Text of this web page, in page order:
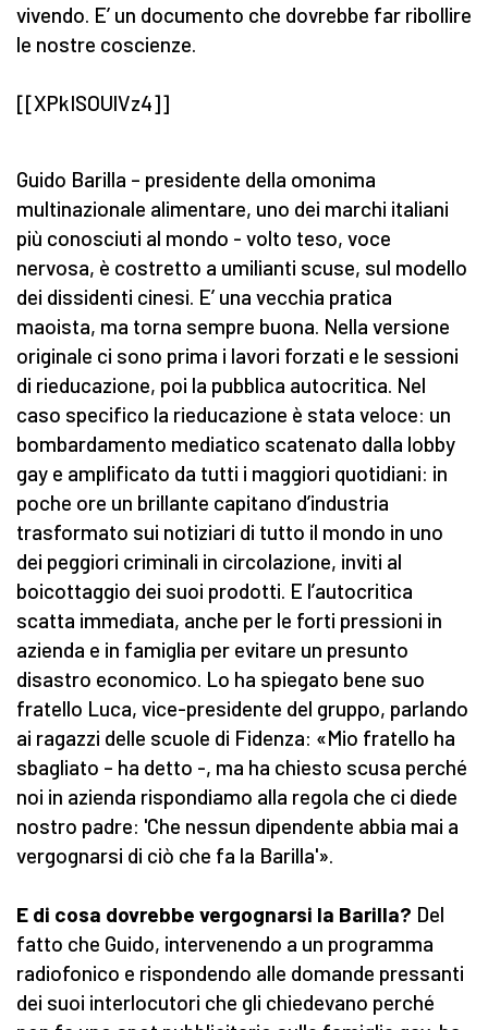
vivendo. E’ un documento che dovrebbe far ribollire
le nostre coscienze.
[[XPkISOUlVz4]]
Guido Barilla – presidente della omonima
multinazionale alimentare, uno dei marchi italiani
più conosciuti al mondo - volto teso, voce
nervosa, è costretto a umilianti scuse, sul modello
dei dissidenti cinesi. E’ una vecchia pratica
maoista, ma torna sempre buona. Nella versione
originale ci sono prima i lavori forzati e le sessioni
di rieducazione, poi la pubblica autocritica. Nel
caso specifico la rieducazione è stata veloce: un
bombardamento mediatico scatenato dalla lobby
gay e amplificato da tutti i maggiori quotidiani: in
poche ore un brillante capitano d’industria
trasformato sui notiziari di tutto il mondo in uno
dei peggiori criminali in circolazione, inviti al
boicottaggio dei suoi prodotti. E l’autocritica
scatta immediata, anche per le forti pressioni in
azienda e in famiglia per evitare un presunto
disastro economico. Lo ha spiegato bene suo
fratello Luca, vice-presidente del gruppo, parlando
ai ragazzi delle scuole di Fidenza: «Mio fratello ha
sbagliato – ha detto -, ma ha chiesto scusa perché
noi in azienda rispondiamo alla regola che ci diede
nostro padre: 'Che nessun dipendente abbia mai a
vergognarsi di ciò che fa la Barilla'».
E di cosa dovrebbe vergognarsi la Barilla? Del
fatto che Guido, intervenendo a un programma
radiofonico e rispondendo alle domande pressanti
dei suoi interlocutori che gli chiedevano perché